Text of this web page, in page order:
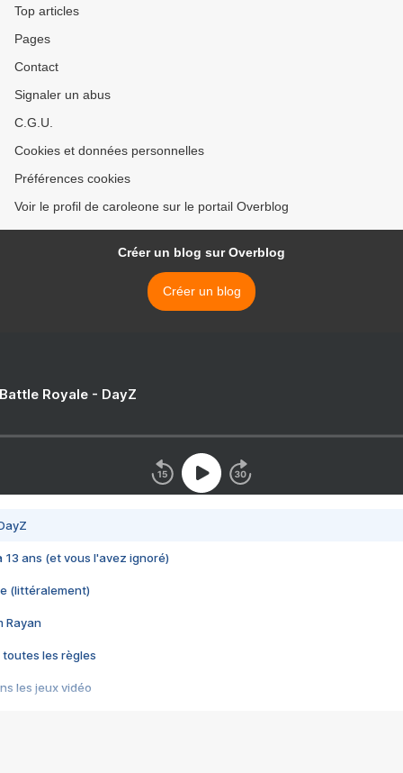
Top articles
Pages
Contact
Signaler un abus
C.G.U.
Cookies et données personnelles
Préférences cookies
Voir le profil de caroleone sur le portail Overblog
Créer un blog sur Overblog
Créer un blog
Royale - DayZ
13 ans (et vous l'avez ignoré)
(littéralement)
Rayan
toutes les règles
les jeux vidéo